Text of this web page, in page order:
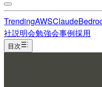
TrendingAWSClaude
社説明会勉強会事例採用
目次